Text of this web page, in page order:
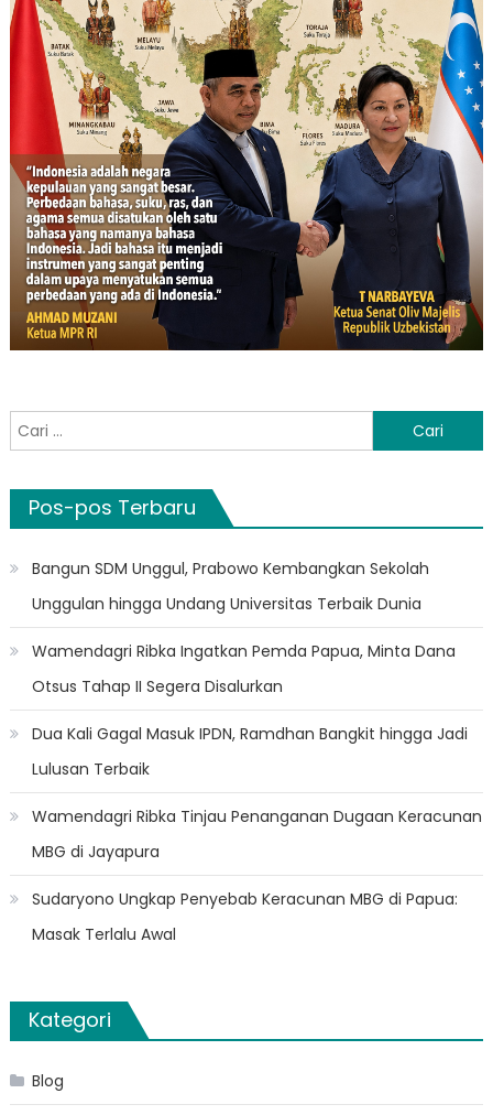
Cari
untuk:
Pos-pos Terbaru
Bangun SDM Unggul, Prabowo Kembangkan Sekolah
Unggulan hingga Undang Universitas Terbaik Dunia
Wamendagri Ribka Ingatkan Pemda Papua, Minta Dana
Otsus Tahap II Segera Disalurkan
Dua Kali Gagal Masuk IPDN, Ramdhan Bangkit hingga Jadi
Lulusan Terbaik
Wamendagri Ribka Tinjau Penanganan Dugaan Keracunan
MBG di Jayapura
Sudaryono Ungkap Penyebab Keracunan MBG di Papua:
Masak Terlalu Awal
Kategori
Blog